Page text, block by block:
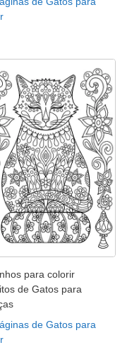
para colorir
de Gatos para
de Gatos para